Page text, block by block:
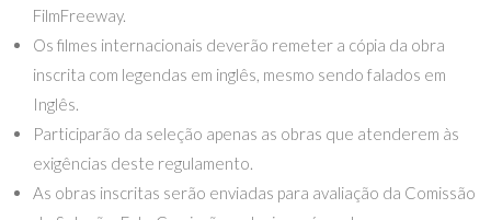
FilmFreeway.
Os filmes internacionais deverão remeter a cópia da obra
inscrita com legendas em inglês, mesmo sendo falados em
Inglês.
Participarão da seleção apenas as obras que atenderem às
exigências deste regulamento.
As obras inscritas serão enviadas para avaliação da Comissão